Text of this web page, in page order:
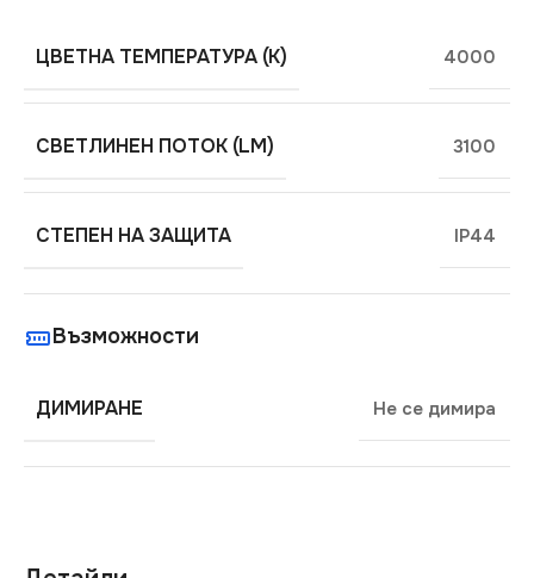
ЦВЕТНА ТЕМПЕРАТУРА (K) 4000
СВЕТЛИНЕН ПОТОК (LM) 3100
СТЕПЕН НА ЗАЩИТА IP44
Възможности
ДИМИРАНЕ Не се димира